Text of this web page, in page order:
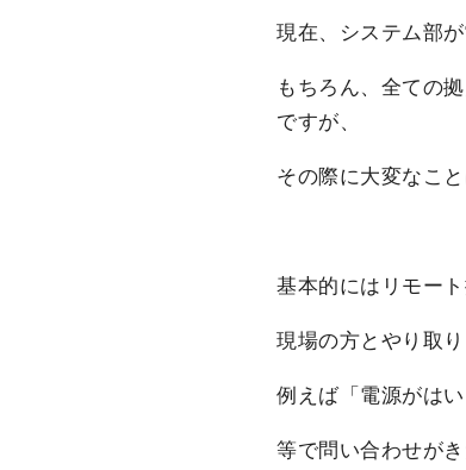
現在、システム部
もちろん、全ての
ですが、
その際に大変なこ
基本的にはリモー
現場の方とやり取
例えば「電源がは
等で問い合わせが